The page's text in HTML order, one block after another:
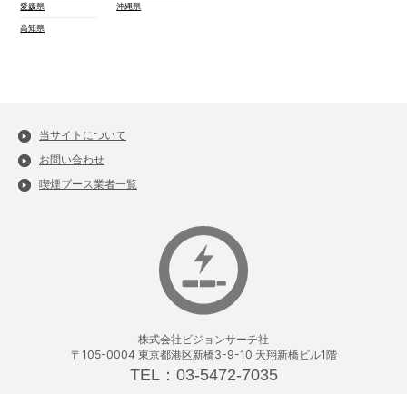
愛媛県
高知県
沖縄県
当サイトについて
お問い合わせ
喫煙ブース業者一覧
株式会社ビジョンサーチ社
〒105-0004 東京都港区新橋3-9-10 天翔新橋ビル1階
TEL：03-5472-7035